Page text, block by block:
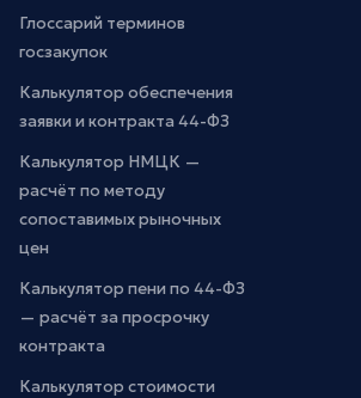
Глоссарий терминов
госзакупок
Калькулятор обеспечения
заявки и контракта 44-ФЗ
Калькулятор НМЦК —
расчёт по методу
сопоставимых рыночных
цен
Калькулятор пени по 44-ФЗ
— расчёт за просрочку
контракта
Калькулятор стоимости